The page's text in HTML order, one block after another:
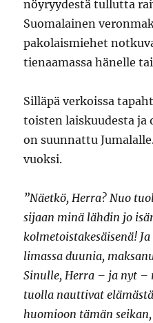
nöyryydestä tullutta
Suomalainen
pakolaismiehet
tienaamassa hänelle
Silläpä verkoissa
toisten laiskuudesta ja
on suunnattu
vuoksi.
”Näetkö, Herra? Nuo
sijaan minä lähdin jo
kolmetoistakesäisenä!
limassa duunia,
Sinulle, Herra – ja nyt –
tuolla nauttivat
huomioon tämän